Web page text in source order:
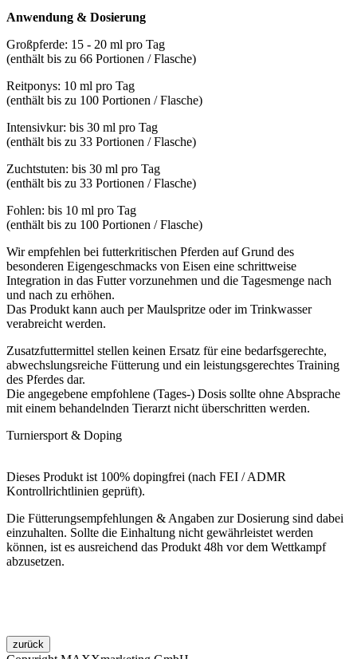
Anwendung & Dosierung
Großpferde: 15 - 20 ml pro Tag
(enthält bis zu 66 Portionen / Flasche)
Reitponys: 10 ml pro Tag
(enthält bis zu 100 Portionen / Flasche)
Intensivkur: bis 30 ml pro Tag
(enthält bis zu 33 Portionen / Flasche)
Zuchtstuten: bis 30 ml pro Tag
(enthält bis zu 33 Portionen / Flasche)
Fohlen: bis 10 ml pro Tag
(enthält bis zu 100 Portionen / Flasche)
Wir empfehlen bei futterkritischen Pferden auf Grund des
besonderen Eigengeschmacks von Eisen eine schrittweise
Integration in das Futter vorzunehmen und die Tagesmenge nach
und nach zu erhöhen.
Das Produkt kann auch per Maulspritze oder im Trinkwasser
verabreicht werden.
Zusatzfuttermittel stellen keinen Ersatz für eine bedarfsgerechte,
abwechslungsreiche Fütterung und ein leistungsgerechtes Training
des Pferdes dar.
Die angegebene empfohlene (Tages-) Dosis sollte ohne Absprache
mit einem behandelnden Tierarzt nicht überschritten werden.
Turniersport & Doping
Dieses Produkt ist 100% dopingfrei (nach FEI / ADMR
Kontrollrichtlinien geprüft).
Die Fütterungsempfehlungen & Angaben zur Dosierung sind dabei
einzuhalten. Sollte die Einhaltung nicht gewährleistet werden
können, ist es ausreichend das Produkt 48h vor dem Wettkampf
abzusetzen.